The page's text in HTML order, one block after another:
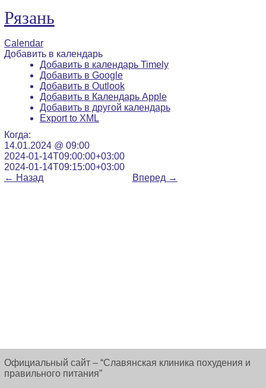
Рязань
Calendar
Добавить в календарь
Добавить в календарь Timely
Добавить в Google
Добавить в Outlook
Добавить в Календарь Apple
Добавить в другой календарь
Export to XML
Когда:
14.01.2024 @ 09:00
2024-01-14T09:00:00+03:00
2024-01-14T09:15:00+03:00
← Назад Вперед →
Официальный сайт – “Славянская клиника похудения и
правильного питания”